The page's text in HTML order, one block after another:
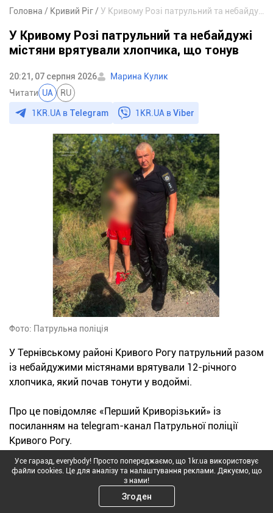
Головна Кривий Ріг У Кривому Розі патрульний та небайдужі містяни врятували хлопчика, що тонув
У Кривому Розі патрульний та небайдужі
містяни врятували хлопчика, що тонув
20:21, 07 серпня 2026
Марина Кулик
Читати UA RU
1KR.UA в Telegram 1KR.UA вViber
Фото: Патрульна поліція
У Тернівському районі Кривого Рогу патрульний разом
із небайдужими містянами врятували 12-річного
хлопчика, який почав тонути у водоймі.
Про це повідомляє «Перший Криворізький» із
посиланням на telegram-канал Патрульної поліції
Кривого Рогу.
7 серпня близько 17:00 до поліції надійшло
повідомлення про дитину, яка тоне біля мосту в
Тернівському районі. Вже на місці заявниця показала
Усе гаразд, everybody! Просто попереджаємо, що 1kr.ua використовує
файли cookies. Це для аналізу та налаштування реклами. Дякуємо, що
з нами!
Згоден